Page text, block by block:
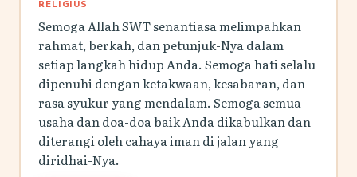
RELIGIUS
Semoga Allah SWT senantiasa melimpahkan
rahmat, berkah, dan petunjuk-Nya dalam
setiap langkah hidup Anda. Semoga hati selalu
dipenuhi dengan ketakwaan, kesabaran, dan
rasa syukur yang mendalam. Semoga semua
usaha dan doa-doa baik Anda dikabulkan dan
diterangi oleh cahaya iman di jalan yang
diridhai-Nya.